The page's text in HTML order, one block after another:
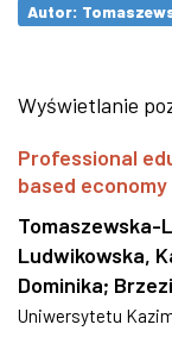
Autor:
Wyświetlanie
Professional
based
Tomaszewska-
Ludwikowska,
Dominika;
Uniwersytetu